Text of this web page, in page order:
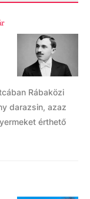
Rábaközi
darazsin, azaz
érthető